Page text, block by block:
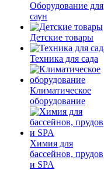
Оборудование для
саун
Детские товары
Техника для сада
Климатическое
оборудование
Химия для
бассейнов, прудов
и SPA